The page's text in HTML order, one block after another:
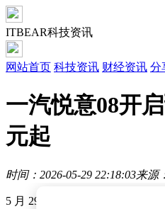
ITBEAR科技资讯
网站首页 科技资讯 财经资讯 分
一汽悦意08开
元起
时间：2026-05-29 22:18:03来源
5 月 29 日消息，一汽悦意 08